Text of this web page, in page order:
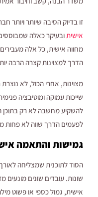
זו בדיוק הסיבה שיותר ויותר
אישיתובעיקר כאלה
מחווה אישית, כל אלה
הדרך למצוינות קצרה הרבה
מצוינות, אחרי הכול, לא
שייכות עמוקה ומוטיבציה
להשקיע מחשבה לא רק בתוכן
לפעמים הדרך שווה לא פחות
גמישות והתאמה
הסוד לתוכנית שמצליחה
שונות. עובדים שונים מונעים
אישית, גמול כספי או פשוט